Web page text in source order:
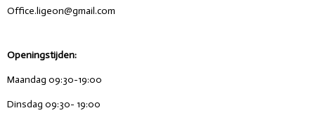
Office.ligeon@gmail.com
Openingstijden:
Maandag 09:30-19:00
Dinsdag 09:30- 19:00